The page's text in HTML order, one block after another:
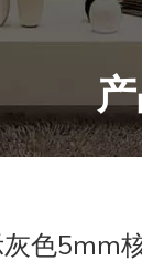
灰色5mm